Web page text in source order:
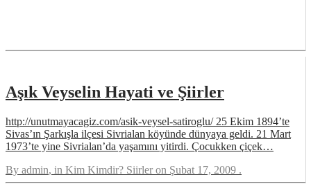
Aşık Veyselin Hayati ve Şiirler
http://unutmayacagiz.com/asik-veysel-satiroglu/ 25 Ekim 1894’te
Sivas’ın Şarkışla ilçesi Sivrialan köyünde dünyaya geldi. 21 Mart
1973’te yine Sivrialan’da yaşamını yitirdi. Çocukken çiçek…
By admin, in Kim Kimdir? Siirler on Şubat 17, 2009 .